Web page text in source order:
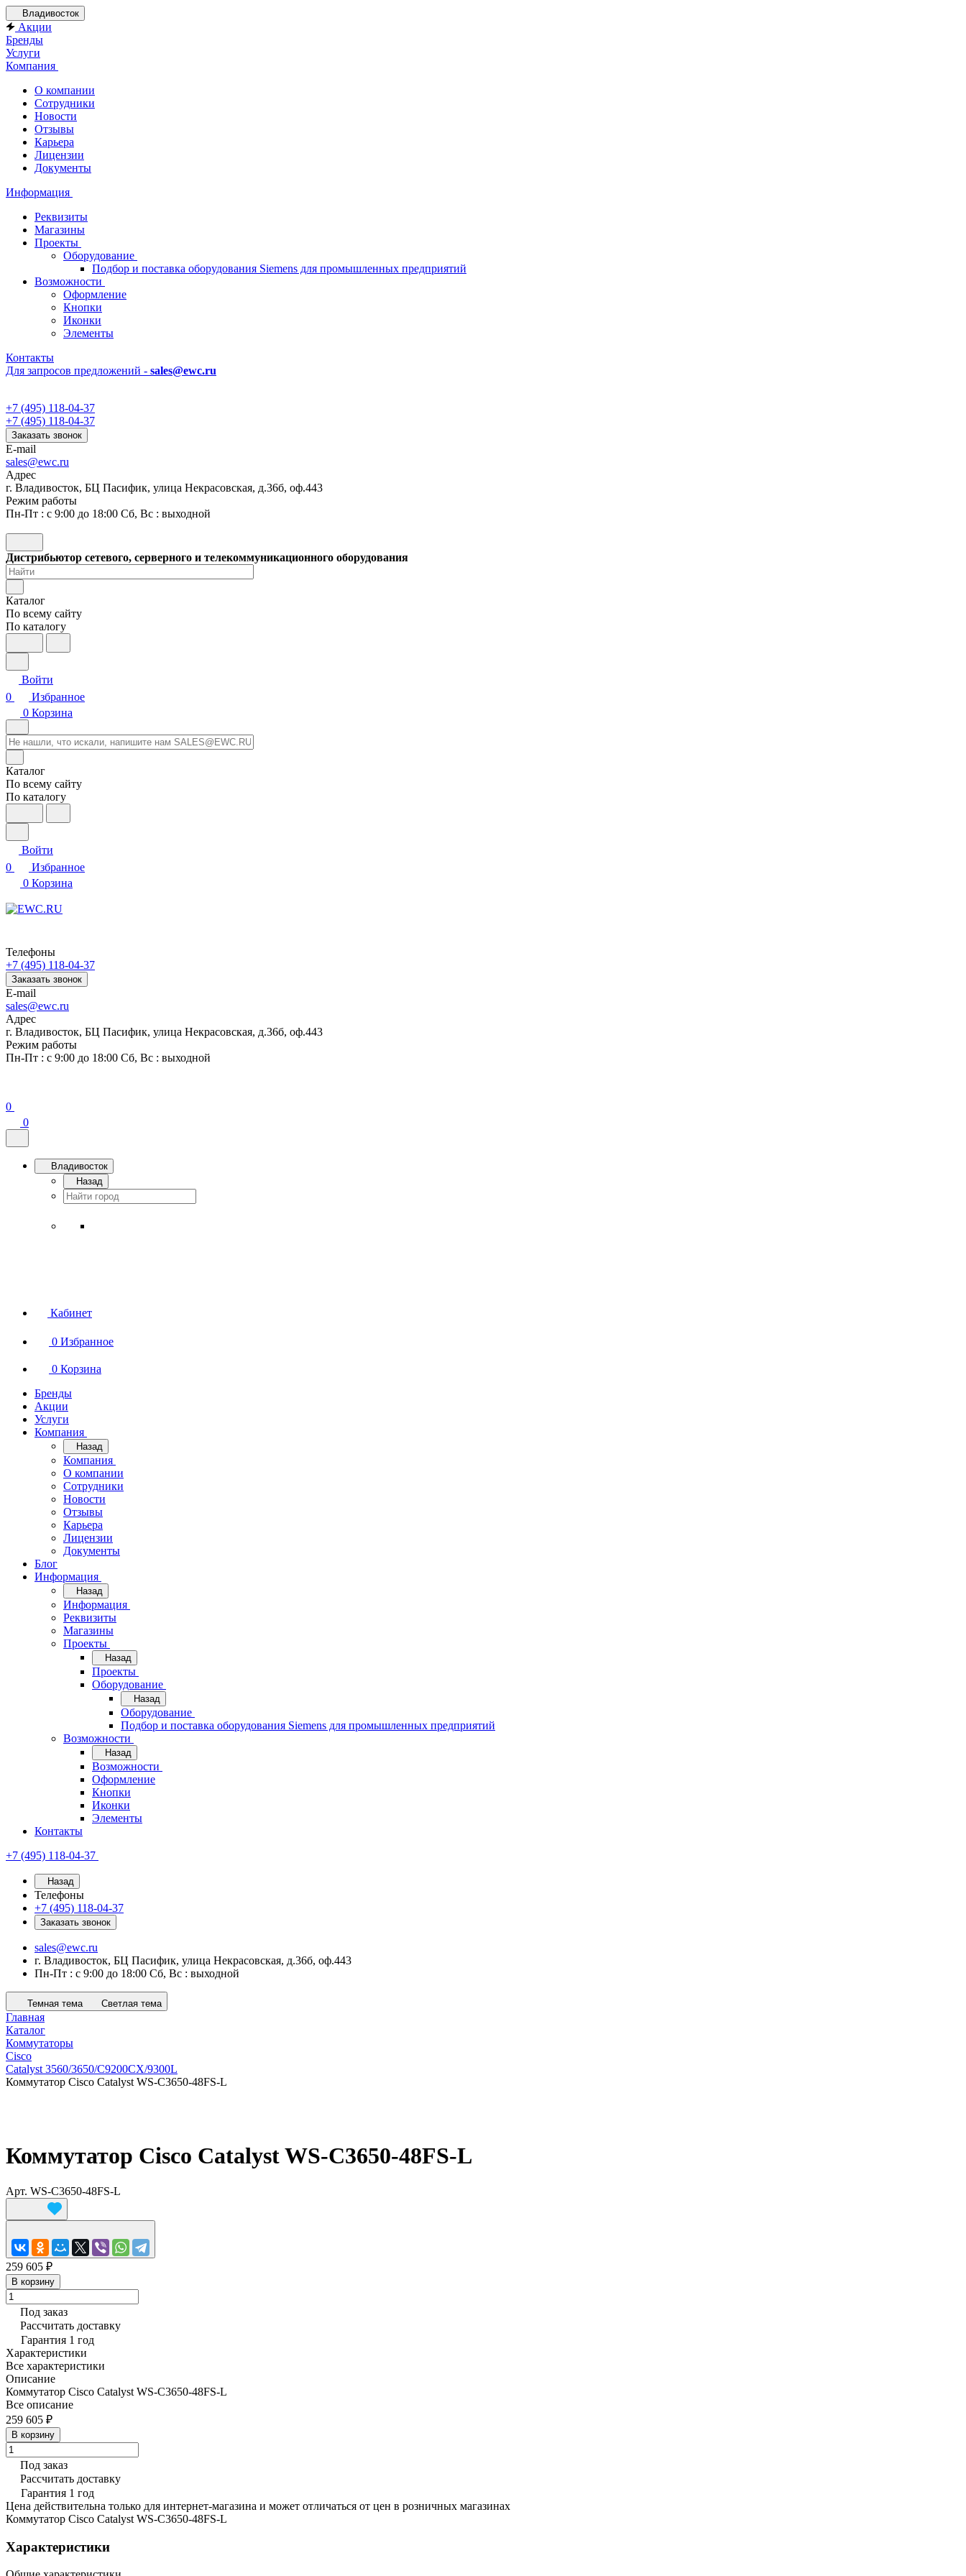
Владивосток
Акции
Бренды
Услуги
Компания
О компании
Сотрудники
Новости
Отзывы
Карьера
Лицензии
Документы
Информация
Реквизиты
Магазины
Проекты
Оборудование
Подбор и поставка оборудования Siemens для промышленных предприятий
Возможности
Оформление
Кнопки
Иконки
Элементы
Контакты
Для запросов предложений - sales@ewc.ru
+7 (495) 118-04-37
+7 (495) 118-04-37
Заказать звонок
E-mail
sales@ewc.ru
Адрес
г. Владивосток, БЦ Пасифик, улица Некрасовская, д.36б, оф.443
Режим работы
Пн-Пт : с 9:00 до 18:00 Сб, Вс : выходной
Дистрибьютор сетевого, серверного и телекоммуникационного оборудования
Каталог
По всему сайту
По каталогу
Войти
0
Избранное
0 Корзина
Каталог
По всему сайту
По каталогу
Войти
0
Избранное
0 Корзина
Телефоны
+7 (495) 118-04-37
Заказать звонок
E-mail
sales@ewc.ru
Адрес
г. Владивосток, БЦ Пасифик, улица Некрасовская, д.36б, оф.443
Режим работы
Пн-Пт : с 9:00 до 18:00 Сб, Вс : выходной
0
0
Владивосток
Назад
Кабинет
0 Избранное
0 Корзина
Бренды
Акции
Услуги
Компания
Назад
Компания
О компании
Сотрудники
Новости
Отзывы
Карьера
Лицензии
Документы
Блог
Информация
Назад
Информация
Реквизиты
Магазины
Проекты
Назад
Проекты
Оборудование
Назад
Оборудование
Подбор и поставка оборудования Siemens для промышленных предприятий
Возможности
Назад
Возможности
Оформление
Кнопки
Иконки
Элементы
Контакты
+7 (495) 118-04-37
Назад
Телефоны
+7 (495) 118-04-37
Заказать звонок
sales@ewc.ru
г. Владивосток, БЦ Пасифик, улица Некрасовская, д.36б, оф.443
Пн-Пт : с 9:00 до 18:00 Сб, Вс : выходной
Темная тема Светлая тема
Главная
Каталог
Коммутаторы
Cisco
Catalyst 3560/3650/C9200CX/9300L
Коммутатор Cisco Catalyst WS-C3650-48FS-L
Коммутатор Cisco Catalyst WS-C3650-48FS-L
Арт. WS-C3650-48FS-L
259 605 ₽
В корзину
Под заказ
Рассчитать доставку
Гарантия 1 год
Характеристики
Все характеристики
Описание
Коммутатор Cisco Catalyst WS-C3650-48FS-L
Все описание
259 605 ₽
В корзину
Под заказ
Рассчитать доставку
Гарантия 1 год
Цена действительна только для интернет-магазина и может отличаться от цен в розничных магазинах
Коммутатор Cisco Catalyst WS-C3650-48FS-L
Характеристики